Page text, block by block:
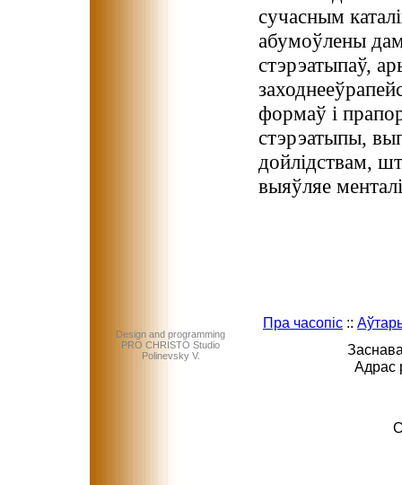
сучасным
абумоўлены
стэрэатыпаў,
формаў і
стэрэатыпы,
дойлідствам,
выяўляе
Design and programming
PRO CHRISTO Studio
Polinevsky V.
Пра часопіс ::
Адрас